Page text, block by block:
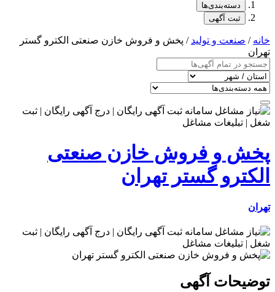
دسته‌بندی‌ها
ثبت آگهی
خانه/ صنعت و تولید/ پخش و فروش خازن صنعتی الکترو گستر
تهران
پخش و فروش خازن صنعتی
الکترو گستر تهران
تهران
توضیحات آگهی